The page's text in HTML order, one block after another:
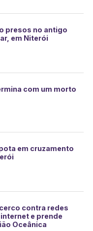
presos no antigo
em Niterói
com um morto
em cruzamento
contra redes
e prende
Oceânica